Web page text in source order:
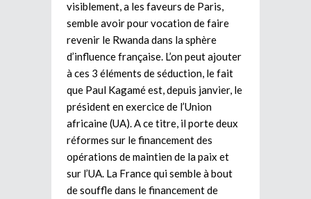
visiblement, a les faveurs de Paris,
semble avoir pour vocation de faire
revenir le Rwanda dans la sphère
d’influence française. L’on peut ajouter
à ces 3 éléments de séduction, le fait
que Paul Kagamé est, depuis janvier, le
président en exercice de l’Union
africaine (UA). A ce titre, il porte deux
réformes sur le financement des
opérations de maintien de la paix et
sur l’UA. La France qui semble à bout
de souffle dans le financement de